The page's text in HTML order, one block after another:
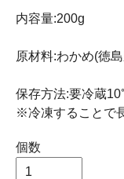
内容量:200g
原材料:わかめ(徳
保存方法:要冷蔵
※冷凍することで
個数